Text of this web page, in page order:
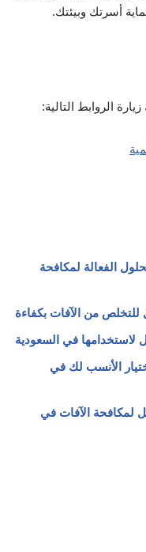
أسرتك وبيئتك.
الروابط التالية:
الفعالة لمكافحة
من الآفات بكفاءة
لاستخدامها في السعودية
الأنسب لك في
لمكافحة الآفات في